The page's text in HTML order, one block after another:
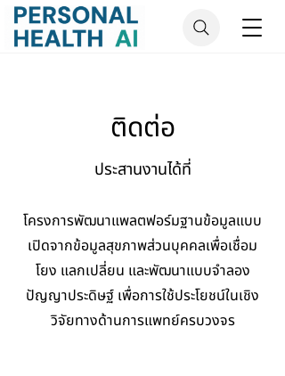
ติดต่อ
ประสานงานได้ที่
โครงการพัฒนาแพลตฟอร์มฐานข้อมูลแบบ
เปิดจากข้อมูลสุขภาพส่วนบุคคลเพื่อเชื่อม
โยง แลกเปลี่ยน และพัฒนาแบบจำลอง
ปัญญาประดิษฐ์ เพื่อการใช้ประโยชน์ในเชิง
วิจัยทางด้านการแพทย์ครบวงจร